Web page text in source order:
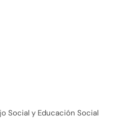
Social y Educación Social